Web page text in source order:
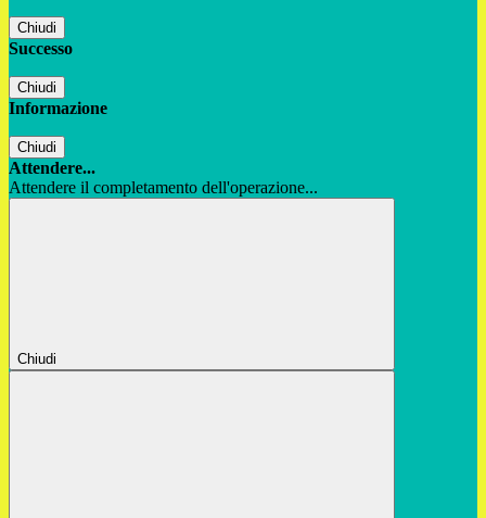
Chiudi
Successo
Chiudi
Informazione
Chiudi
Attendere...
Attendere il completamento dell'operazione...
Chiudi